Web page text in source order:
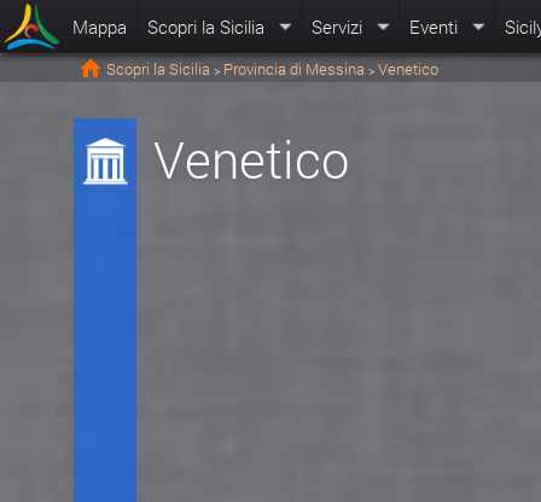
Mappa Scopri la Sicilia Servizi Eventi
Scopri la Sicilia > Provincia di Messina > Venetico
Venetico